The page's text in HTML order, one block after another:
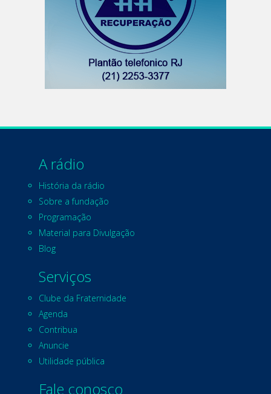
A rádio
História da rádio
Sobre a fundação
Programação
Material para Divulgação
Blog
Serviços
Clube da Fraternidade
Agenda
Contribua
Anuncie
Utilidade pública
Fale conosco